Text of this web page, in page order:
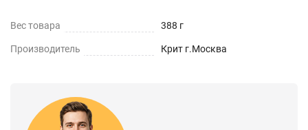
Вес товара 388 г
Производитель Крит г.Москва